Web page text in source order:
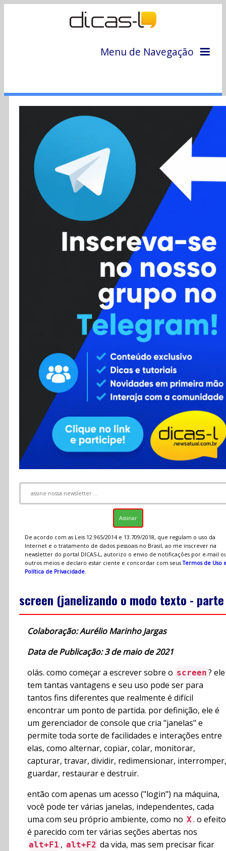
Menu de Navegação
Colunas
Colaboradores
Cursos
Enviar Dica
Contato
RSS
De acordo com as Leis 12.965/2014 e 13.709/2018, que regulam o uso da
Internet e o tratamento de dados pessoais no Brasil, ao me inscrever na
newsletter do portal DICAS-L, autorizo o envio de notificações por e-mail
outros meios e declaro estar ciente e concordar com seusTermos de Uso
Política de Privacidade.
screen (janelizando o modo texto - parte
Colaboração: Aurélio Marinho Jargas
Data de Publicação: 3 de maio de 2021
olás. como começar a escrever sobre o screen ? ele
tem tantas vantagens e seu uso pode ser para
tantos fins diferentes que realmente é difícil
encontrar um ponto de partida. por definição, ele é
um gerenciador de console que cria "janelas" e
permite toda sorte de facilidades e interações entre
elas, como alternar, copiar, colar, monitorar,
capturar, travar, dividir, redimensionar, interromper,
guardar, restaurar e destruir.
então com apenas um acesso ("login") na máquina,
você pode ter várias janelas, independentes, cada
uma com seu próprio ambiente, como no X. o efeito
é parecido com ter várias seções abertas nos
alt+F1 , alt+F2 da vida, mas sem precisar ficar